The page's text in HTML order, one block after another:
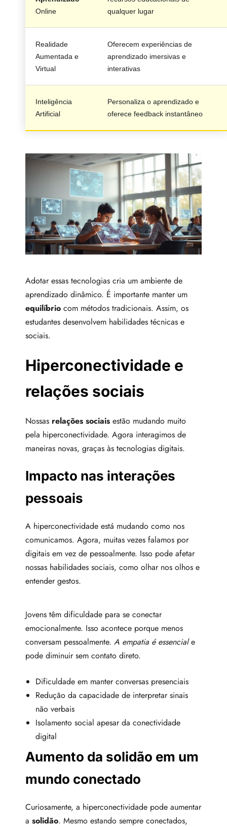
Online
qualquer lugar
Realidade
Aumentada e
Virtual
Oferecem experiências de
aprendizado imersivas e
interativas
Inteligência
Artificial
Personaliza o aprendizado e
oferece feedback instantâneo
Adotar essas tecnologias cria um ambiente de
aprendizado dinâmico. É importante manter um
equilíbrio com métodos tradicionais. Assim, os
estudantes desenvolvem habilidades técnicas e
sociais.
Hiperconectividade e
relações sociais
Nossas relações sociais estão mudando muito
pela hiperconectividade. Agora interagimos de
maneiras novas, graças às tecnologias digitais.
Impacto nas interações
pessoais
A hiperconectividade está mudando como nos
comunicamos. Agora, muitas vezes falamos por
digitais em vez de pessoalmente. Isso pode afetar
nossas habilidades sociais, como olhar nos olhos e
entender gestos.
Jovens têm dificuldade para se conectar
emocionalmente. Isso acontece porque menos
conversam pessoalmente. A empatia é essenciale
pode diminuir sem contato direto.
Dificuldade em manter conversas presenciais
Redução da capacidade de interpretar sinais
não verbais
Isolamento social apesar da conectividade
digital
Aumento da solidão em um
mundo conectado
Curiosamente, a hiperconectividade pode aumentar
a solidão. Mesmo estando sempre conectados,